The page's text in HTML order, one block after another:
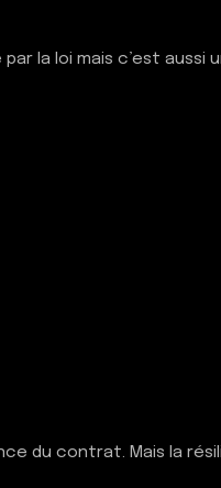
la loi mais c’est
du contrat. Mais la